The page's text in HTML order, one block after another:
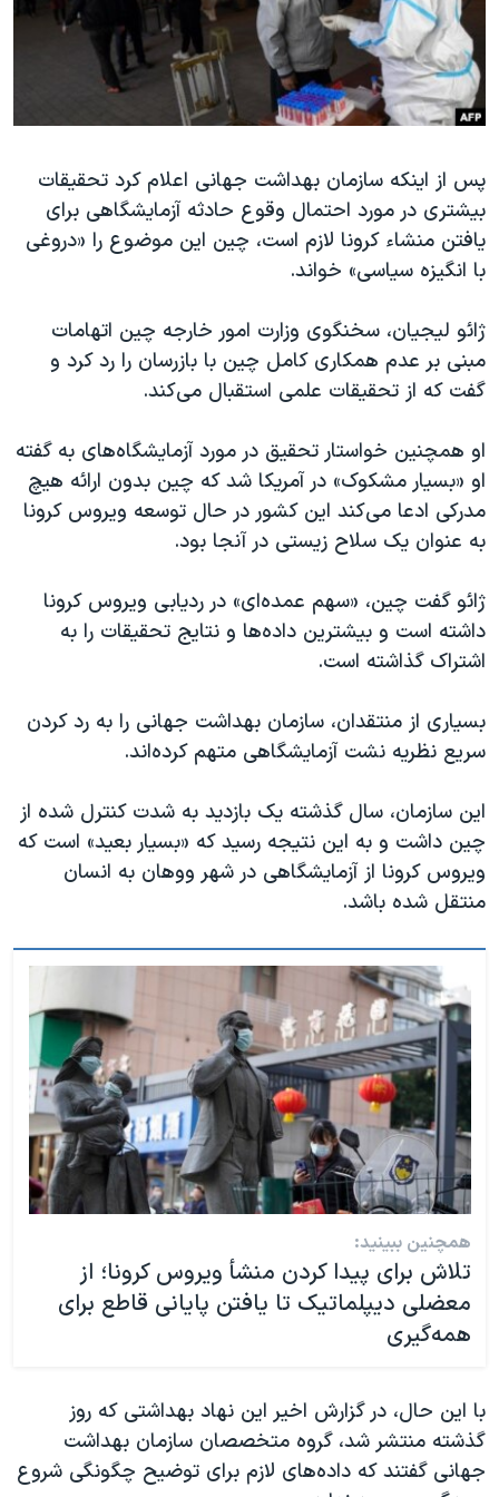
فرهنگ و زندگی
حقوق شهروندی
اقتصادی
اسرائیل در جنگ
گالری عکس
آرشیو پخش زنده
مستندها
انتخابات ریاست جمهوری آمریکا ۲۰۲۴
حمله جمهوری اسلامی به اسرائیل
ورزش زنان در ایران
اعتراضات زن، زندگی، آزادی
مجموعه مستندهای دادخواهی
دادگاه حمید نوری
چهل سال گروگان‌گیری
اعتراضات مردمی آبان ۹۸
اسرائیل در جنگ
نرگس محمدی برنده جایزه نوبل صلح
صفحه‌های ویژه
سفر پرزیدنت ترامپ به چین
دنبال کنید
زبانهای مختلف
پس از اینکه سازمان بهداشت جهانی اعلام کرد تحقیقات
بیشتری در مورد احتمال وقوع حادثه آزمایشگاهی برای
یافتن منشاء کرونا لازم است، چین این موضوع را «دروغی
با انگیزه سیاسی» خواند.
ژائو لیجیان، سخنگوی وزارت امور خارجه چین اتهامات
مبنی بر عدم همکاری کامل چین با بازرسان را رد کرد و
گفت که از تحقیقات علمی استقبال می‌کند.
او همچنین خواستار تحقیق در مورد آزمایشگاه‌های به گفته
او «بسیار مشکوک» در آمریکا شد که چین بدون ارائه هیچ
مدرکی ادعا می‌کند این کشور در حال توسعه ویروس کرونا
به عنوان یک سلاح زیستی در آنجا بود.
ژائو گفت چین، «سهم عمده‌ای» در ردیابی ویروس کرونا
داشته است و بیشترین داده‌ها و نتایج تحقیقات را به
اشتراک گذاشته است.
بسیاری از منتقدان، سازمان بهداشت جهانی را به رد کردن
سریع نظریه نشت آزمایشگاهی متهم کرده‌اند.
این سازمان، سال گذشته یک بازدید به شدت کنترل شده از
چین داشت و به این نتیجه رسید که «بسیار بعید» است که
ویروس کرونا از آزمایشگاهی در شهر ووهان به انسان
منتقل شده باشد.
همچنین ببینید:
تلاش برای پیدا کردن منشأ ویروس کرونا؛ از
معضلی دیپلماتیک تا یافتن پایانی قاطع برای
همه‌گیری‌
با این حال، در گزارش اخیر این نهاد بهداشتی که روز
گذشته منتشر شد، گروه متخصصان سازمان بهداشت
جهانی گفتند که داده‌های لازم برای توضیح چگونگی شروع